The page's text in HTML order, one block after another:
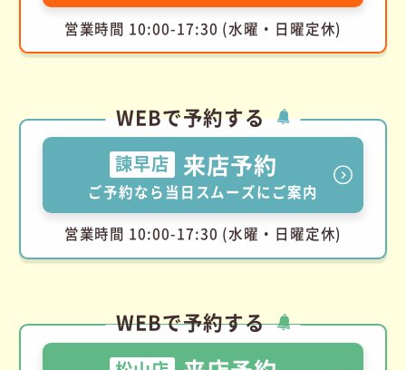
営業時間 10:00-17:30 (水曜・日曜定休)
WEBで予約する
諫早店 来店予約
ご予約なら当日スムーズにご案内
営業時間 10:00-17:30 (水曜・日曜定休)
WEBで予約する